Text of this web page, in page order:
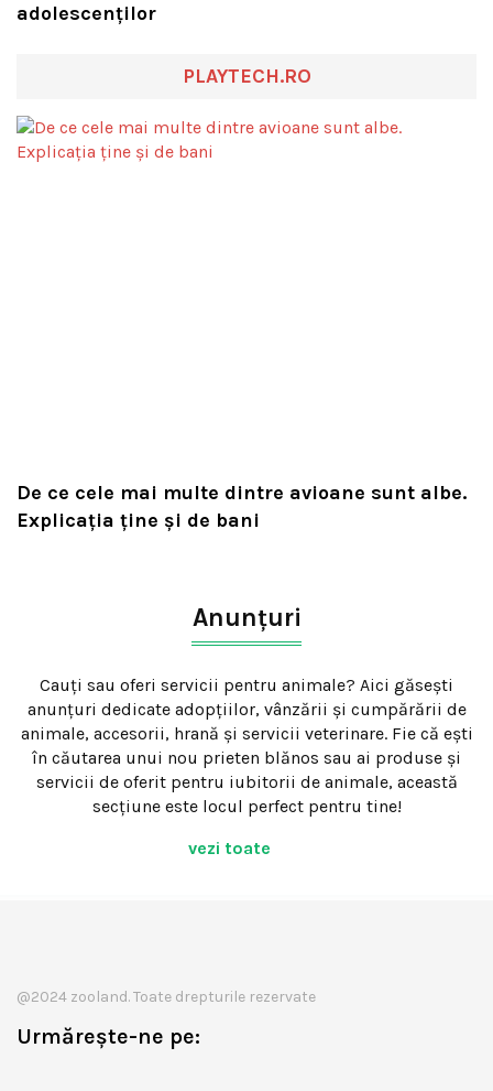
adolescenților
PLAYTECH.RO
De ce cele mai multe dintre avioane sunt albe.
Explicația ține și de bani
Anunțuri
Cauți sau oferi servicii pentru animale? Aici găsești
anunțuri dedicate adopțiilor, vânzării și cumpărării de
animale, accesorii, hrană și servicii veterinare. Fie că ești
în căutarea unui nou prieten blănos sau ai produse și
servicii de oferit pentru iubitorii de animale, această
secțiune este locul perfect pentru tine!
vezi toate
@2024 zooland. Toate drepturile rezervate
Urmărește-ne pe: